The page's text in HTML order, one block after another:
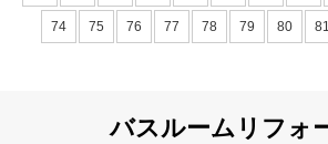
74 75 76 77 78 79 80 81
バスルームリフォ